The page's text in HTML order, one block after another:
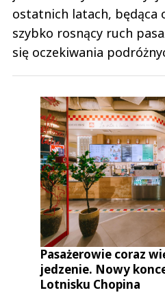
ostatnich latach, będąca
szybko rosnący ruch
się oczekiwania
Pasażerowie coraz
jedzenie. Nowy
Lotnisku Chopina